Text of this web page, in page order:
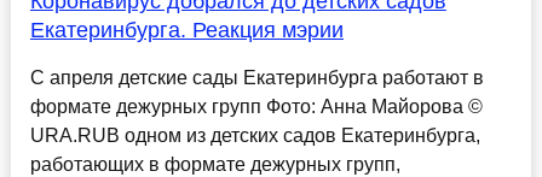
Екатеринбурга. Реакция мэрии
С апреля детские сады Екатеринбурга работают в
формате дежурных групп Фото: Анна Майорова ©
URA.RUВ одном из детских садов Екатеринбурга,
работающих в формате дежурных групп,